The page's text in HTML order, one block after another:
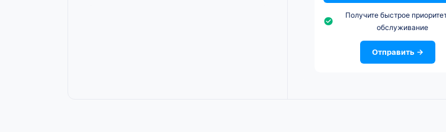
Получите быстрое
обслуживание
Отправить →